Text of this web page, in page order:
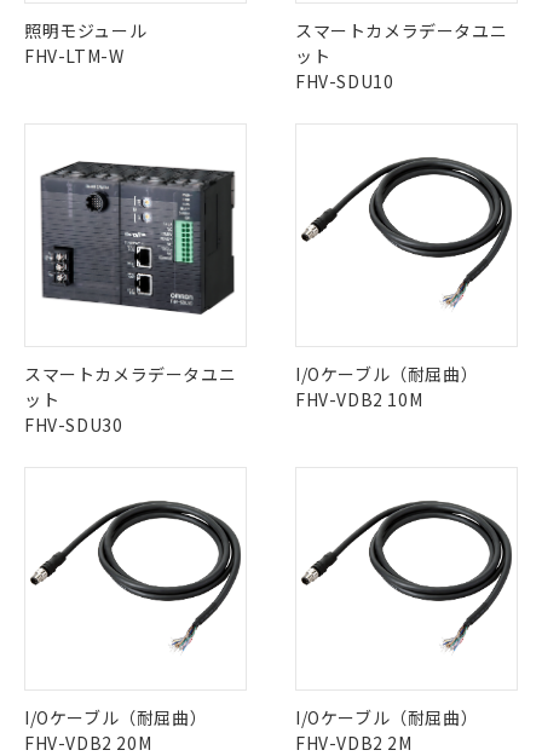
照明モジュール
FHV-LTM-W
スマートカメラデータユニ
ット
FHV-SDU10
スマートカメラデータユニ
ット
FHV-SDU30
I/Oケーブル（耐屈曲）
FHV-VDB2 10M
I/Oケーブル（耐屈曲）
FHV-VDB2 20M
I/Oケーブル（耐屈曲）
FHV-VDB2 2M